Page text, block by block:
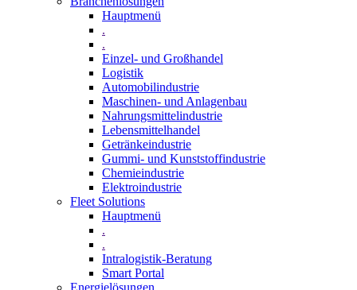
Hauptmenü
.
.
Einzel- und Großhandel
Logistik
Automobilindustrie
Maschinen- und Anlagenbau
Nahrungsmittelindustrie
Lebensmittelhandel
Getränkeindustrie
Gummi­- und Kunststoffindustrie
Chemieindustrie
Elektroindustrie
Fleet Solutions
Hauptmenü
.
.
Intralogistik-Beratung
Smart Portal
Energielösungen